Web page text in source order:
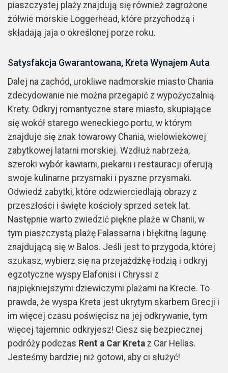
piaszczystej plaży znajdują się również zagrożone
żółwie morskie Loggerhead, które przychodzą i
składają jaja o określonej porze roku.
Satysfakcja Gwarantowana, Kreta Wynajem Auta
Dalej na zachód, urokliwe nadmorskie miasto Chania
zdecydowanie nie można przegapić z wypożyczalnią
Krety. Odkryj romantyczne stare miasto, skupiające
się wokół starego weneckiego portu, w którym
znajduje się znak towarowy Chania, wielowiekowej
zabytkowej latarni morskiej. Wzdłuż nabrzeża,
szeroki wybór kawiarni, piekarni i restauracji oferują
swoje kulinarne przysmaki i pyszne przysmaki.
Odwiedź zabytki, które odzwierciedlają obrazy z
przeszłości i święte kościoły sprzed setek lat.
Następnie warto zwiedzić piękne plaże w Chanii, w
tym piaszczystą plażę Falassarna i błękitną lagunę
znajdującą się w Balos. Jeśli jest to przygoda, której
szukasz, wybierz się na przejażdżkę łodzią i odkryj
egzotyczne wyspy Elafonisi i Chryssi z
najpiękniejszymi dziewiczymi plażami na Krecie. To
prawda, że wyspa Kreta jest ukrytym skarbem Grecji i
im więcej czasu poświęcisz na jej odkrywanie, tym
więcej tajemnic odkryjesz! Ciesz się bezpiecznej
podróży podczas Rent a Car Kreta z Car Hellas.
Jesteśmy bardziej niż gotowi, aby ci służyć!